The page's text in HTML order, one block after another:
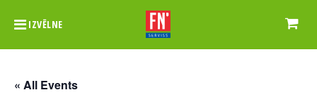
IZVĒLNE
« All Events